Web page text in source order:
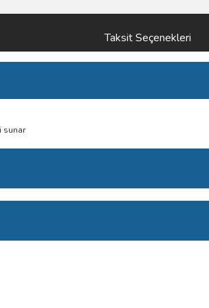
Taksit Seçenekleri
sunar